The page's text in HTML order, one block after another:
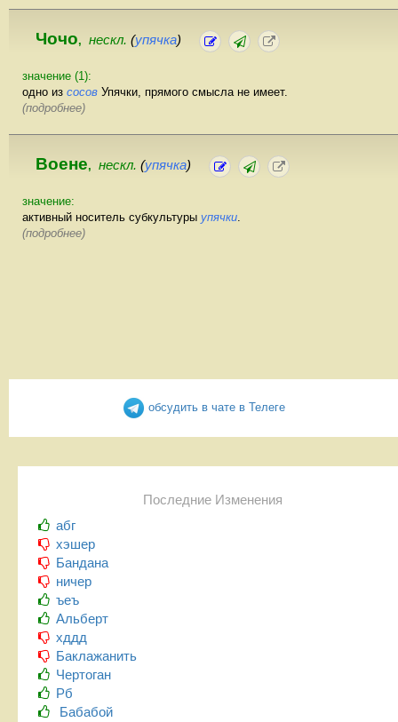
Чочо, нескл. (упячка)
значение (1):
одно из сосов Упячки, прямого смысла не имеет.
(подробнее)
Воене, нескл. (упячка)
значение:
активный носитель субкультуры упячки.
(подробнее)
обсудить в чате в Телеге
Последние Изменения
абг
хэшер
Бандана
ничер
ъеъ
Альберт
хддд
Баклажанить
Чертоган
Рб
Бабабой